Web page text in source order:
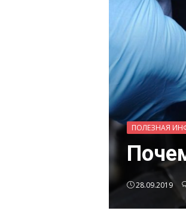
ПОЛЕЗНАЯ
28.09.2019